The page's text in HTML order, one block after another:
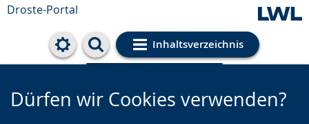
Droste-Portal
Inhaltsverzeichnis
Cookie-Einstellungen
Dürfen wir Cookies verwenden?